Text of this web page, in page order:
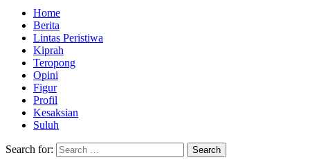
Home
Berita
Lintas Peristiwa
Kiprah
Teropong
Opini
Figur
Profil
Kesaksian
Suluh
Search for: